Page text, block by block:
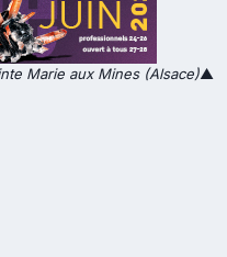
Marie aux Mines (Alsace)▲